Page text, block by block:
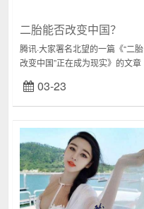
二胎能否改变中国？
腾讯·大家署名北望的一篇《“二胎
改变中国”正在成为现实》的文章
生育制度以来，每一次生育政策
的演变，都给人们的生活带来过
03-23